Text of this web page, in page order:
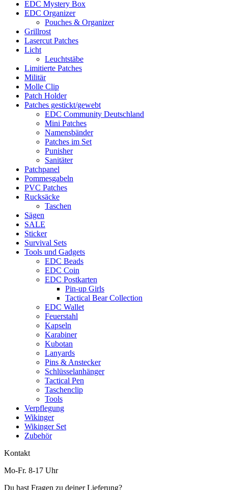
EDC Mystery Box
EDC Organizer
Pouches & Organizer
Grillrost
Lasercut Patches
Licht
Leuchtstäbe
Limitierte Patches
Militär
Molle Clip
Patch Holder
Patches gestickt/gewebt
EDC Community Deutschland
Mini Patches
Namensbänder
Patches im Set
Punisher
Sanitäter
Patchpanel
Pommesgabeln
PVC Patches
Rucksäcke
Taschen
Sägen
SALE
Sticker
Survival Sets
Tools und Gadgets
EDC Beads
EDC Coin
EDC Postkarten
Pin-up Girls
Tactical Bear Collection
EDC Wallet
Feuerstahl
Kapseln
Karabiner
Kubotan
Lanyards
Pins & Anstecker
Schlüsselanhänger
Tactical Pen
Taschenclip
Tools
Verpflegung
Wikinger
Wikinger Set
Zubehör
Kontakt
Mo-Fr. 8-17 Uhr
Du hast Fragen zu deiner Lieferung?